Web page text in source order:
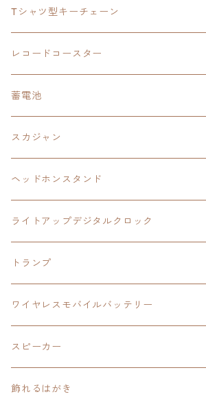
手帳型スマホカバー
手帳型スマホカバー
モバイルバッテリー
置くだけスピーカー
飾れるはがき
軌跡シリーズ
トランプ
カーマグネット
閃の軌跡Ⅱ
トランプ
イースⅨ
手帳型スマホカバー
モバイルバッテリー
オーロラアクリルスタンド
零の軌跡：改
碧の軌跡：改
創の軌跡
ケーブルステージ
イラストフレームクロック
40周年記念
黎の軌跡
3in1充電ケーブル
カードサイズスピーカー
黎の軌跡Ⅱ
イースⅩ
閃の軌跡Ⅲ
軌跡シリーズ
鷹の爪
イースⅧ
東亰ザナドゥ
阪神タイガース
閃の軌跡Ⅲ
ソーラーパネル
LEDライト付き
閃の軌跡Ⅳ
イースⅨ
鷹の爪団
イースⅧ
閃の軌跡Ⅲ
閃の軌跡Ⅳ
イースⅨ
零の軌跡：改
碧の軌跡：改
創の軌跡
黎の軌跡
黎の軌跡Ⅱ
Tシャツ型キーチェーン
日本ファルコム
閃の軌跡Ⅲ
レコードコースター
日本ファルコム
閃の軌跡
蓄電池
スカジャン
サンリオ
ワンピース
今日から俺は！！
ゴジラ
手塚治虫
ウルトラマン
ヘッドホンスタンド
閃の軌跡Ⅳ
イースⅨ
零の軌跡：改
碧の軌跡：改
創の軌跡
ライトアップデジタルクロック
閃の軌跡Ⅳ
イースⅨ
零の軌跡：改
碧の軌跡：改
トランプ
日本ファルコム
ワイヤレスモバイルバッテリー
イースⅨ
閃の軌跡
スピーカー
置くだけスピーカー
飾れるはがき